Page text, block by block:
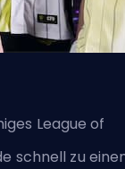
League of
schnell zu